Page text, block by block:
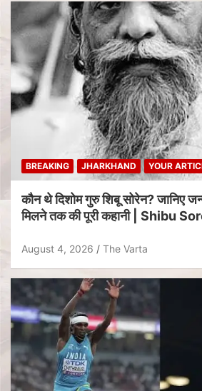
BREAKING JHARKHAND YOUR
कौन थे दिशोम गुरु शिबू सोरेन? जानिए
मिलने तक की पूरी कहानी | Shibu
August 4, 2026 The Varta